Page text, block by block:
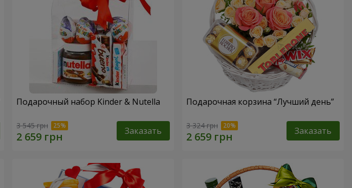
Подарочный набор Kinder & Nutella
3 545 грн Заказать
Подарочная корзина “Лучший день”
3 324 грн Заказать